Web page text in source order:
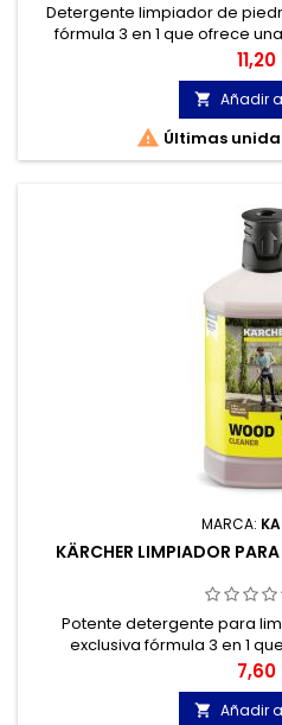
Detergente limpiador de
fórmula 3 en 1 que ofrece
eliminación de musgo y
 Añadir
 Últimas
MARCA:
KÄRCHER LIMPIADOR PARA
Potente detergente para
exclusiva fórmula 3 en 1
protección de los rayos
intensiva, además del
gracias al
7,60
 Añadir